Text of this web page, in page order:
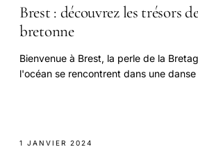
Brest : découvrez les trésors
bretonne
Bienvenue à Brest, la perle de la
l'océan se rencontrent dans une
1 JANVIER 2024